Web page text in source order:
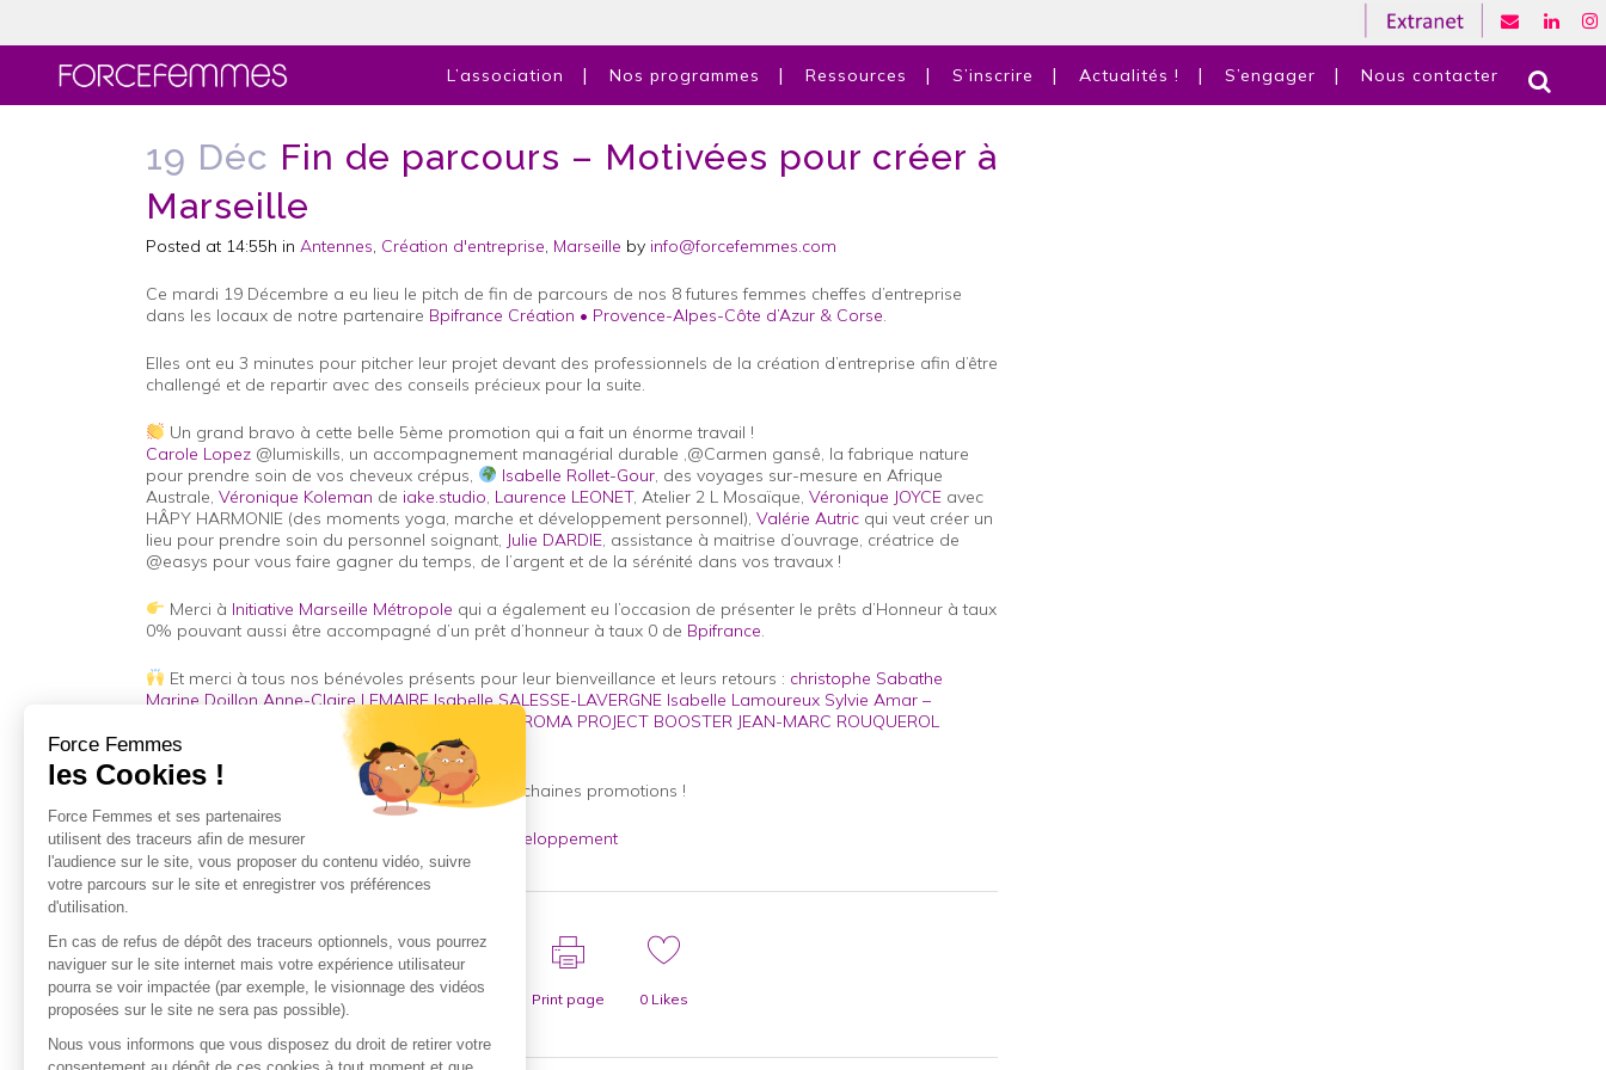
L’association Nos programmes Ressources S’inscrire Actualités ! S’engager Nous contacter
19 Déc Fin de parcours – Motivées pour créer à
Marseille
Posted at 14:55h in Antennes, Création d'entreprise, Marseille by info@forcefemmes.com
Ce mardi 19 Décembre a eu lieu le pitch de fin de parcours de nos 8 futures femmes cheffes d’entreprise
dans les locaux de notre partenaire Bpifrance Création • Provence-Alpes-Côte d’Azur & Corse.
Elles ont eu 3 minutes pour pitcher leur projet devant des professionnels de la création d’entreprise afin d’être
challengé et de repartir avec des conseils précieux pour la suite.
Un grand bravo à cette belle 5ème promotion qui a fait un énorme travail !
Carole Lopez @lumiskills, un accompagnement managérial durable ,@Carmen gansê, la fabrique nature
pour prendre soin de vos cheveux crépus,
Isabelle Rollet-Gour, des voyages sur-mesure en Afrique
Australe, Véronique Koleman de iake.studio, Laurence LEONET, Atelier 2 L Mosaïque, Véronique JOYCE avec
HÂPY HARMONIE (des moments yoga, marche et développement personnel), Valérie Autric qui veut créer un
lieu pour prendre soin du personnel soignant, Julie DARDIE, assistance à maitrise d’ouvrage, créatrice de
@easys pour vous faire gagner du temps, de l’argent et de la sérénité dans vos travaux !
Merci à Initiative Marseille Métropole qui a également eu l’occasion de présenter le prêts d’Honneur à taux
0% pouvant aussi être accompagné d’un prêt d’honneur à taux 0 de Bpifrance.
Et merci à tous nos bénévoles présents pour leur bienveillance et leurs retours : christophe Sabathe
Marine Doillon Anne-Claire LEMAIRE Isabelle SALESSE-LAVERGNE Isabelle Lamoureux Sylvie Amar –
Marine CROUAN Christele Durand AROMA PROJECT BOOSTER JEAN-MARC ROUQUEROL
Christophe ROUX
RDV en 2024 pour assister aux pitchs des prochaines promotions !
#entreprendreauféminin développement
Print page 0 Likes